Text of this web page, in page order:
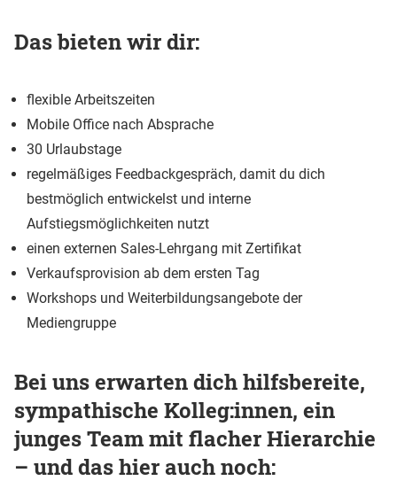
Das bieten wir dir:
flexible Arbeitszeiten
Mobile Office nach Absprache
30 Urlaubstage
regelmäßiges Feedbackgespräch, damit du dich
bestmöglich entwickelst und interne
Aufstiegsmöglichkeiten nutzt
einen externen Sales-Lehrgang mit Zertifikat
Verkaufsprovision ab dem ersten Tag
Workshops und Weiterbildungsangebote der
Mediengruppe
Bei uns erwarten dich hilfsbereite,
sympathische Kolleg:innen, ein
junges Team mit flacher Hierarchie
– und das hier auch noch: